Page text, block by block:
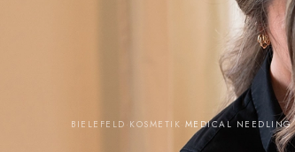
BIELEFELD · KOSMETIK· MEDICAL NEEDLING